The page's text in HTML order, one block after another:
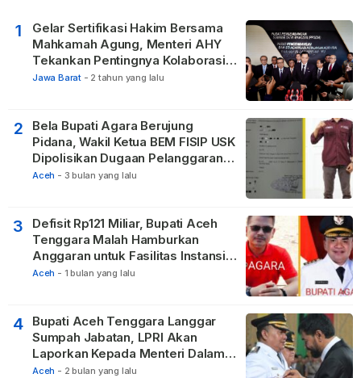
1
Gelar Sertifikasi Hakim Bersama
Mahkamah Agung, Menteri AHY
Tekankan Pentingnya Kolaborasi
untuk Hadirkan Keadilan bagi
Jawa Barat - 2 tahun yang lalu
2
Bela Bupati Agara Berujung
Pidana, Wakil Ketua BEM FISIP USK
Dipolisikan Dugaan Pelanggaran
Privasi dan UU ITE
Aceh - 3 bulan yang lalu
3
Defisit Rp121 Miliar, Bupati Aceh
Tenggara Malah Hamburkan
Anggaran untuk Fasilitas Instansi
Vertikal
Aceh - 1 bulan yang lalu
4
Bupati Aceh Tenggara Langgar
Sumpah Jabatan, LPRI Akan
Laporkan Kepada Menteri Dalam
Negeri
Aceh - 2 bulan yang lalu